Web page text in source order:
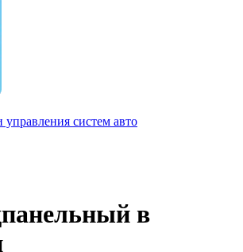
систем авто
в